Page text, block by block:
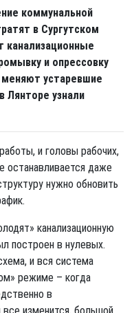
коммунальной
в Сургутском
канализационные
и опрессовку
устаревшие
Лянторе узнали
и головы рабочих,
останавливается даже
нужно обновить
канализационную
построен в нулевых.
и вся система
режиме – когда
в
изменится, большой